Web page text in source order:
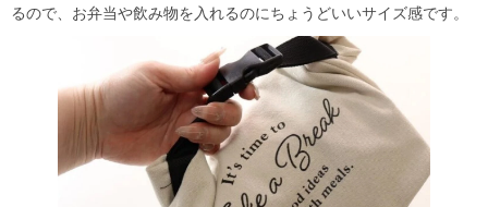
るので、お弁当や飲み物を入れるのにちょうどいいサイズ感です。